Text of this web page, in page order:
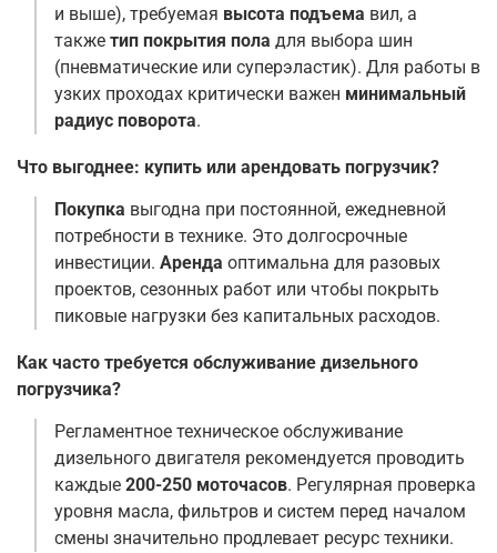
и выше), требуемая высота подъема вил, а
также тип покрытия пола для выбора шин
(пневматические или суперэластик). Для работы в
узких проходах критически важен минимальный
радиус поворота.
Что выгоднее: купить или арендовать погрузчик?
Покупка выгодна при постоянной, ежедневной
потребности в технике. Это долгосрочные
инвестиции. Аренда оптимальна для разовых
проектов, сезонных работ или чтобы покрыть
пиковые нагрузки без капитальных расходов.
Как часто требуется обслуживание дизельного
погрузчика?
Регламентное техническое обслуживание
дизельного двигателя рекомендуется проводить
каждые 200-250 моточасов. Регулярная проверка
уровня масла, фильтров и систем перед началом
смены значительно продлевает ресурс техники.